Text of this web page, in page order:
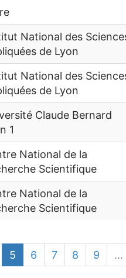
National des
de Lyon
National des
de Lyon
Claude Bernard
1
National de la
Scientifique
National de la
Scientifique
5 6 7 8 9 …